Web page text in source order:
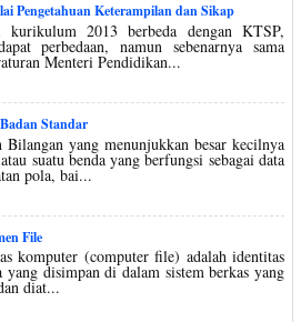
Pengetahuan Keterampilan dan Sikap
kurikulum 2013 berbeda dengan KTSP,
perbedaan, namun sebenarnya sama
Menteri Pendidikan...
Standar
Bilangan yang menunjukkan besar kecilnya
suatu benda yang berfungsi sebagai data
pola, bai...
File
komputer (computer file) adalah identitas
yang disimpan di dalam sistem berkas yang
diat...